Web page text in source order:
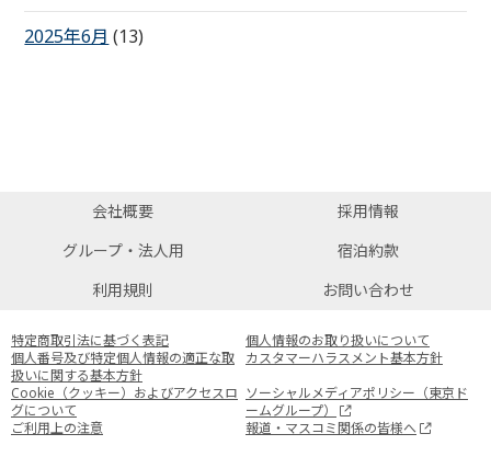
2025年6月 (13)
会社概要
採用情報
グループ・法人用
宿泊約款
利用規則
お問い合わせ
特定商取引法に基づく表記
個人情報のお取り扱いについて
個人番号及び特定個人情報の適正な取
扱いに関する基本方針
カスタマーハラスメント基本方針
Cookie（クッキー）およびアクセスロ
グについて
ソーシャルメディアポリシー（東京ド
ームグループ）
ご利用上の注意
報道・マスコミ関係の皆様へ